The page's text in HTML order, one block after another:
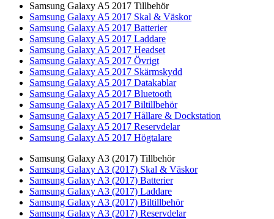
Samsung Galaxy A5 2017 Tillbehör
Samsung Galaxy A5 2017 Skal & Väskor
Samsung Galaxy A5 2017 Batterier
Samsung Galaxy A5 2017 Laddare
Samsung Galaxy A5 2017 Headset
Samsung Galaxy A5 2017 Övrigt
Samsung Galaxy A5 2017 Skärmskydd
Samsung Galaxy A5 2017 Datakablar
Samsung Galaxy A5 2017 Bluetooth
Samsung Galaxy A5 2017 Biltillbehör
Samsung Galaxy A5 2017 Hållare & Dockstation
Samsung Galaxy A5 2017 Reservdelar
Samsung Galaxy A5 2017 Högtalare
Samsung Galaxy A3 (2017) Tillbehör
Samsung Galaxy A3 (2017) Skal & Väskor
Samsung Galaxy A3 (2017) Batterier
Samsung Galaxy A3 (2017) Laddare
Samsung Galaxy A3 (2017) Biltillbehör
Samsung Galaxy A3 (2017) Reservdelar